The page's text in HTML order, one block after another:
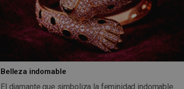
Belleza indomable
El diamante que simboliza la feminidad indomable